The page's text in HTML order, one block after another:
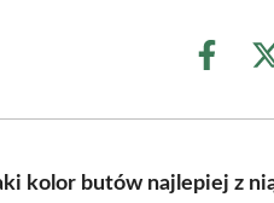
Share
kolor butów najlepiej z